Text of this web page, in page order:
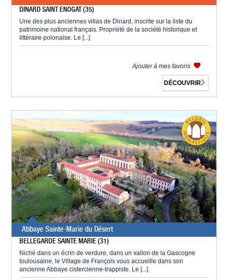
DINARD SAINT ENOGAT (35)
Une des plus anciennes villas de Dinard, inscrite sur la liste du
patrimoine national français. Propriété de la société historique et
littéraire polonaise. Le [...]
Ajouter à mes favoris
DÉCOUVRIR
Abbaye Sainte-Marie du Désert
BELLEGARDE SAINTE MARIE (31)
Niché dans un écrin de verdure, dans un vallon de la Gascogne
toulousaine, le Village de François vous accueille dans son
ancienne Abbaye cistercienne-trappiste. Le [...]